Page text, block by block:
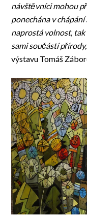
návštěvníci mohou
ponechána v
naprostá volnost, tak
sami součástí
výstavu Tomáš